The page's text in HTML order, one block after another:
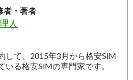
者・著者
人
して、2015年3月から格安SIM
いる格安SIMの専門家です。